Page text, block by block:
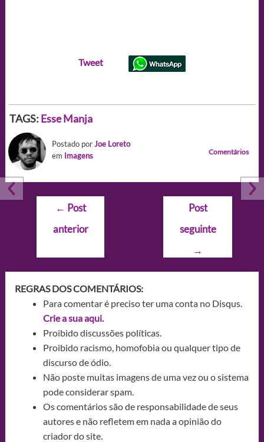
Tweet
TAGS: Esse Manja
Postado porJoe Loreto
em Imagens Comentários
Navegação
Post
← Post
anterior
Post
seguinte
→
REGRAS DOS COMENTÁRIOS:
Para comentar é preciso ter uma conta no Disqus.
Crie a sua aqui.
Proibido discussões políticas.
Proibido racismo, homofobia ou qualquer tipo de
discurso de ódio.
Não poste muitas imagens de uma vez ou o sistema
pode considerar spam.
Os comentários são de responsabilidade de seus
autores e não refletem em nada a opinião do
criador do site.